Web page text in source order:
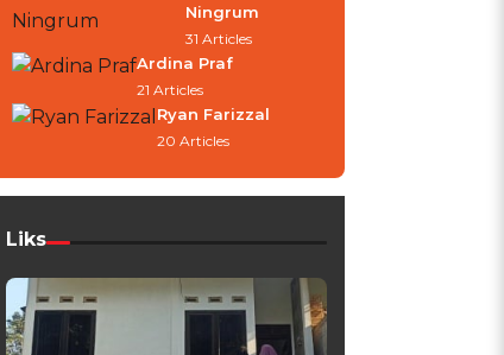
Ningrum
31 Articles
Ardina Praf
21 Articles
Ryan Farizzal
20 Articles
Liks